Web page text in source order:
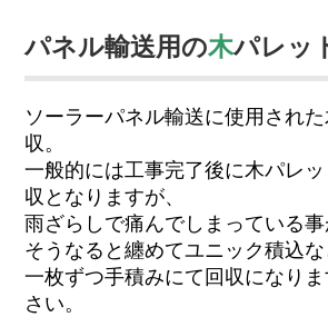
パネル輸送用の木パレッ
ソーラーパネル輸送に使用され
収。
一般的には工事完了後に木パレ
収となりますが、
雨ざらしで痛んでしまっている事
そうなると纏めてユニック積込な
一枚ずつ手積みにて回収になり
さい。